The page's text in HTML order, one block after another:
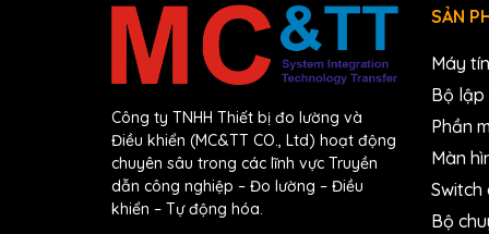
Công ty TNHH Thiết bị đo lường và
Điều khiển (MC&TT CO., Ltd) hoạt động
chuyên sâu trong các lĩnh vực Truyền
dẫn công nghiệp – Đo lường – Điều
khiển – Tự động hóa.
SẢN
Máy
Bộ lập
Phần
Màn
Switch
Bộ